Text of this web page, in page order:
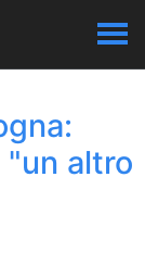
"un altro